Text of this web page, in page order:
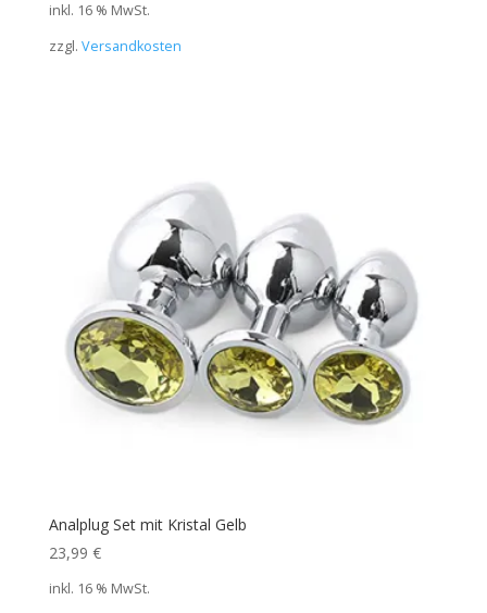
inkl. 16 % MwSt.
zzgl. Versandkosten
Analplug Set mit Kristal Gelb
23,99 €
inkl. 16 % MwSt.